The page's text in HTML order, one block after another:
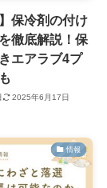
保冷剤の付け
徹底解説！保
エアラブ4プ
2025年6月17日
情報